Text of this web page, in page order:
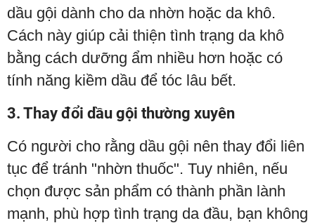
dầu gội dành cho da nhờn hoặc da khô.
Cách này giúp cải thiện tình trạng da khô
bằng cách dưỡng ẩm nhiều hơn hoặc có
tính năng kiềm dầu để tóc lâu bết.
3. Thay đổi dầu gội thường xuyên
Có người cho rằng dầu gội nên thay đổi liên
tục để tránh "nhờn thuốc". Tuy nhiên, nếu
chọn được sản phẩm có thành phần lành
mạnh, phù hợp tình trạng da đầu, bạn không